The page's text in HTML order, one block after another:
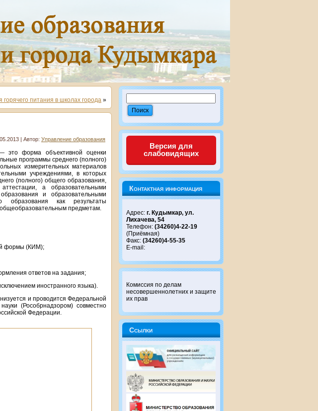
горячего питания в школах города »
| Автор: Управление образования
это форма объективной оценки
программы среднего (полного)
измерительных материалов
учреждениями, в которых
(полного) общего образования,
а образовательными
и образовательными
образования как результаты
предметам.
формы (КИМ);
ответов на задания;
иностранного языка).
и проводится Федеральной
(Рособрнадзором) совместно
Федерации.
Версия для
слабовидящих
Контактная информация
Адрес: г. Кудымкар, ул.
Лихачева, 54
Телефон: (34260)4-22-19
(Приёмная)
Факс: (34260)4-55-35
E-mail:
Комиссия по делам
несовершеннолетних и защите
их прав
Ссылки